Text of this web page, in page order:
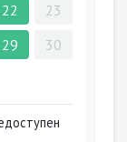
22
23
29
30